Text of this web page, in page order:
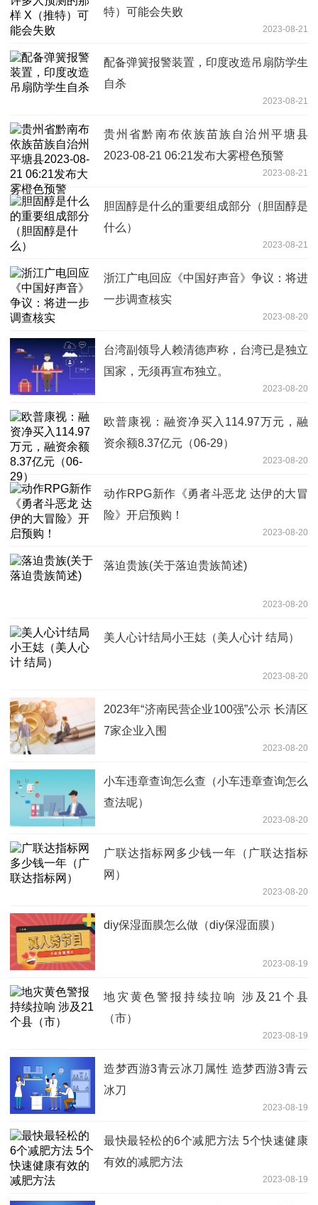
特）可能会失败
2023-08-21
配备弹簧报警装置，印度改造吊扇防学生
自杀
2023-08-21
贵州省黔南布依族苗族自治州平塘县
2023-08-21 06:21发布大雾橙色预警
2023-08-21
胆固醇是什么的重要组成部分（胆固醇是
什么）
2023-08-21
浙江广电回应《中国好声音》争议：将进
一步调查核实
2023-08-20
台湾副领导人赖清德声称，台湾已是独立
国家，无须再宣布独立。
2023-08-20
欧普康视：融资净买入114.97万元，融
资余额8.37亿元（06-29）
2023-08-20
动作RPG新作《勇者斗恶龙 达伊的大冒
险》开启预购！
2023-08-20
落迫贵族(关于落迫贵族简述)
2023-08-20
美人心计结局小王娡（美人心计 结局）
2023-08-20
2023年“济南民营企业100强”公示 长清区
7家企业入围
2023-08-20
小车违章查询怎么查（小车违章查询怎么
查法呢）
2023-08-20
广联达指标网多少钱一年（广联达指标
网）
2023-08-20
diy保湿面膜怎么做（diy保湿面膜）
2023-08-19
地灾黄色警报持续拉响 涉及21个县
（市）
2023-08-19
造梦西游3青云冰刀属性 造梦西游3青云
冰刀
2023-08-19
最快最轻松的6个减肥方法 5个快速健康
有效的减肥方法
2023-08-19